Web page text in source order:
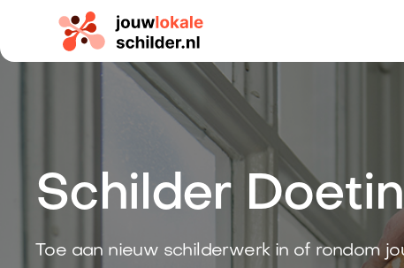
Schilder
Toe aan nieuw schilderwerk in of rondom